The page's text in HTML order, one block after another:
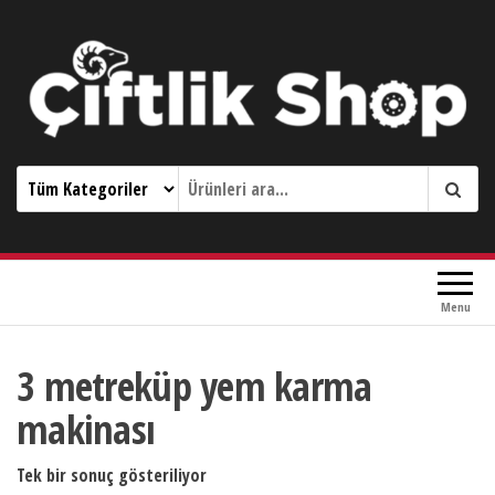
Çiftlik Shop 0533 644 3989
Menu
3 metreküp yem karma
makinası
Tek bir sonuç gösteriliyor